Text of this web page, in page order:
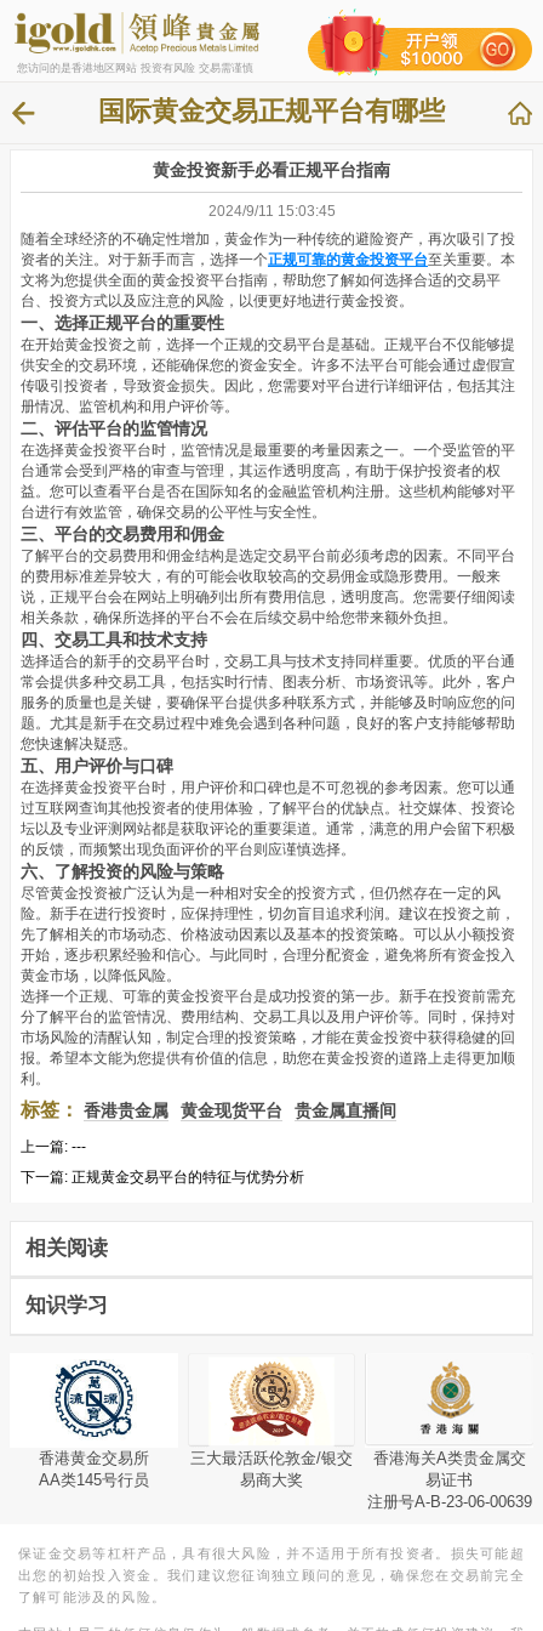
您访问的是香港地区网站 投资有风险 交易需谨慎
国际黄金交易正规平台有哪些
黄金投资新手必看正规平台指南
2024/9/11 15:03:45
随着全球经济的不确定性增加，黄金作为一种传统的避险资产，再次吸引了投
资者的关注。对于新手而言，选择一个正规可靠的黄金投资平台至关重要。本
文将为您提供全面的黄金投资平台指南，帮助您了解如何选择合适的交易平
台、投资方式以及应注意的风险，以便更好地进行黄金投资。
一、选择正规平台的重要性
在开始黄金投资之前，选择一个正规的交易平台是基础。正规平台不仅能够提
供安全的交易环境，还能确保您的资金安全。许多不法平台可能会通过虚假宣
传吸引投资者，导致资金损失。因此，您需要对平台进行详细评估，包括其注
册情况、监管机构和用户评价等。
二、评估平台的监管情况
在选择黄金投资平台时，监管情况是最重要的考量因素之一。一个受监管的平
台通常会受到严格的审查与管理，其运作透明度高，有助于保护投资者的权
益。您可以查看平台是否在国际知名的金融监管机构注册。这些机构能够对平
台进行有效监管，确保交易的公平性与安全性。
三、平台的交易费用和佣金
了解平台的交易费用和佣金结构是选定交易平台前必须考虑的因素。不同平台
的费用标准差异较大，有的可能会收取较高的交易佣金或隐形费用。一般来
说，正规平台会在网站上明确列出所有费用信息，透明度高。您需要仔细阅读
相关条款，确保所选择的平台不会在后续交易中给您带来额外负担。
四、交易工具和技术支持
选择适合的新手的交易平台时，交易工具与技术支持同样重要。优质的平台通
常会提供多种交易工具，包括实时行情、图表分析、市场资讯等。此外，客户
服务的质量也是关键，要确保平台提供多种联系方式，并能够及时响应您的问
题。尤其是新手在交易过程中难免会遇到各种问题，良好的客户支持能够帮助
您快速解决疑惑。
五、用户评价与口碑
在选择黄金投资平台时，用户评价和口碑也是不可忽视的参考因素。您可以通
过互联网查询其他投资者的使用体验，了解平台的优缺点。社交媒体、投资论
坛以及专业评测网站都是获取评论的重要渠道。通常，满意的用户会留下积极
的反馈，而频繁出现负面评价的平台则应谨慎选择。
六、了解投资的风险与策略
尽管黄金投资被广泛认为是一种相对安全的投资方式，但仍然存在一定的风
险。新手在进行投资时，应保持理性，切勿盲目追求利润。建议在投资之前，
先了解相关的市场动态、价格波动因素以及基本的投资策略。可以从小额投资
开始，逐步积累经验和信心。与此同时，合理分配资金，避免将所有资金投入
黄金市场，以降低风险。
选择一个正规、可靠的黄金投资平台是成功投资的第一步。新手在投资前需充
分了解平台的监管情况、费用结构、交易工具以及用户评价等。同时，保持对
市场风险的清醒认知，制定合理的投资策略，才能在黄金投资中获得稳健的回
报。希望本文能为您提供有价值的信息，助您在黄金投资的道路上走得更加顺
利。
标签： 香港贵金属 黄金现货平台 贵金属直播间
上一篇: ---
下一篇: 正规黄金交易平台的特征与优势分析
相关阅读
知识学习
香港黄金交易所
AA类145号行员
三大最活跃伦敦金/银交
易商大奖
香港海关A类贵金属交
易证书
注册号A-B-23-06-00639
保证金交易等杠杆产品，具有很大风险，并不适用于所有投资者。损失可能超
出您的初始投入资金。我们建议您征询独立顾问的意见，确保您在交易前完全
了解可能涉及的风险。